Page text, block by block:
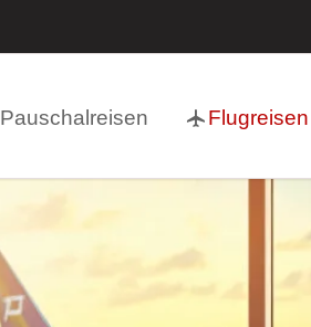
Pauschalreisen Flugreisen